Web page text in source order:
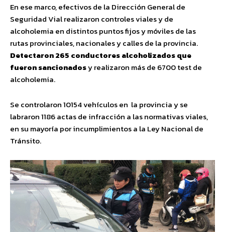
En ese marco, efectivos de la Dirección General de
Seguridad Vial realizaron controles viales y de
alcoholemia en distintos puntos fijos y móviles de las
rutas provinciales, nacionales y calles de la provincia.
Detectaron 265 conductores alcoholizados que
fueron sancionadosy realizaron más de 6700 test de
alcoholemia.
Se controlaron 10154 vehículos en la provincia y se
labraron 1186 actas de infracción a las normativas viales,
en su mayoría por incumplimientos a la Ley Nacional de
Tránsito.